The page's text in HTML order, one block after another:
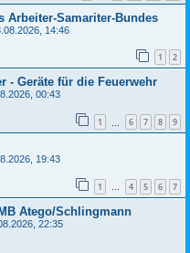
Arbeiter-Samariter-Bundes
14:46
1 2
- Geräte für die Feuerwehr
00:43
1 6 7 8 9
19:43
1 … 4 5 6 7
Atego/Schlingmann
22:35